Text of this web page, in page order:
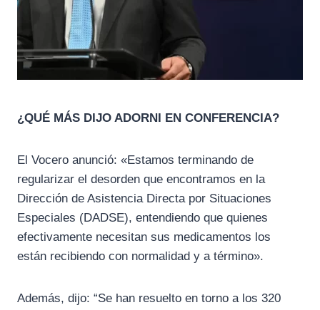
¿QUÉ MÁS DIJO ADORNI EN CONFERENCIA?
El Vocero anunció: «Estamos terminando de
regularizar el desorden que encontramos en la
Dirección de Asistencia Directa por Situaciones
Especiales (DADSE), entendiendo que quienes
efectivamente necesitan sus medicamentos los
están recibiendo con normalidad y a término».
Además, dijo: “Se han resuelto en torno a los 320